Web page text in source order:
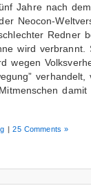
Jahre nach
Neocon-
Redner
wird verbrannt.
wegen
| 25 Comments »